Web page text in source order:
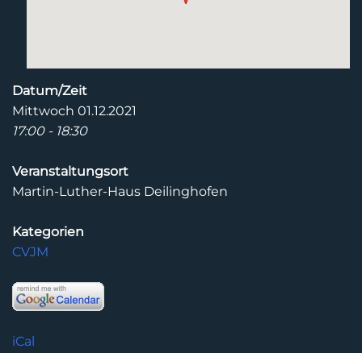
Datum/Zeit
Mittwoch 01.12.2021
17:00 - 18:30
Veranstaltungsort
Martin-Luther-Haus Deilinghofen
Kategorien
CVJM
iCal